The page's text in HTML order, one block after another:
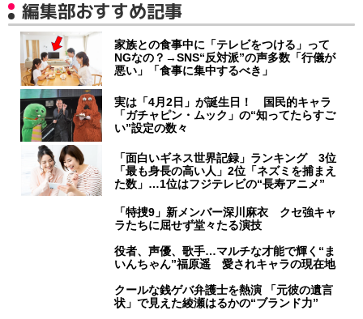
編集部おすすめ記事
家族との食事中に「テレビをつける」って
NGなの？→SNS“反対派”の声多数「行儀が
悪い」「食事に集中するべき」
実は「4月2日」が誕生日！ 国民的キャラ
「ガチャピン・ムック」の“知ってたらすご
い”設定の数々
「面白いギネス世界記録」ランキング 3位
「最も身長の高い人」2位「ネズミを捕まえ
た数」…1位はフジテレビの“長寿アニメ”
「特捜9」新メンバー深川麻衣 クセ強キャ
ラたちに屈せず堂々たる演技
役者、声優、歌手…マルチな才能で輝く“ま
いんちゃん”福原遥 愛されキャラの現在地
クールな銭ゲバ弁護士を熱演 「元彼の遺言
状」で見えた綾瀬はるかの“ブランド力”